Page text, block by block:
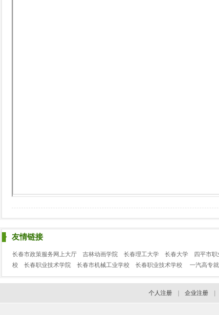
友情链接
长春市政策服务网上大厅 吉林动画学院 长春理工大学 长春大学
四平市
校
长春职业技术学院 长春市机械工业学校 长春职业技术学校 一汽高专
个人注册 企业注册